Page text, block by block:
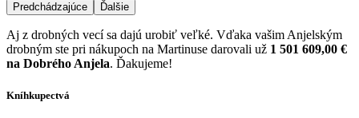
Predchádzajúce Ďalšie
Aj z drobných vecí sa dajú urobiť veľké. Vďaka vašim Anjelským
drobným ste pri nákupoch na Martinuse darovali už 1 501 609,00 €
na Dobrého Anjela. Ďakujeme!
Kníhkupectvá